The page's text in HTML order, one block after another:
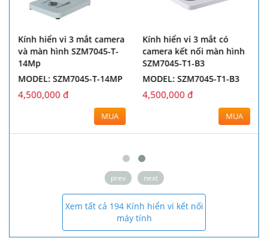
Kính hiển vi 3 mắt camera
và màn hình SZM7045-T-
14Mp
MODEL: SZM7045-T-14MP
4,500,000 đ
MUA
Kính hiển vi 3 mắt có
camera kết nối màn hình
SZM7045-T1-B3
MODEL: SZM7045-T1-B3
4,500,000 đ
MUA
prev next
Xem tất cả 194 Kính hiển vi kết nối
máy tính